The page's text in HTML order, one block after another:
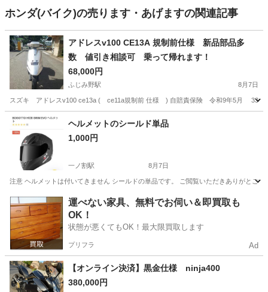
ホンダ(バイク)の売ります・あげますの関連記事
アドレスv100 CE13A 規制前仕様 新品部品多
数 値引き相談可 乗って帰れます！
68,000円
ふじみ野駅 8月7日
スズキ アドレスv100 ce13a (⁠ ce11a規制前 仕様 ) 自賠責保険 令和9年5月
埼玉 富士見市 ふじみ野駅 スズキ 新品
ヘルメットのシールド単品
1,000円
一ノ割駅 8月7日
注意 ヘルメットは付いてきません シールドの単品です。 ご閲覧いただきありがとご
埼玉 春日部市 一ノ割駅 その他
運べない家具、無料でお伺い＆即買取も
OK！
状態が悪くてもOK！最大限買取します
プリフラ Ad
【オンライン決済】黒金仕様 ninja400
380,000円